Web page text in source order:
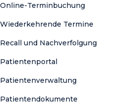
Online-Terminbuchung
Wiederkehrende Termine
Recall und Nachverfolgung
Patientenportal
Patientenverwaltung
Patientendokumente